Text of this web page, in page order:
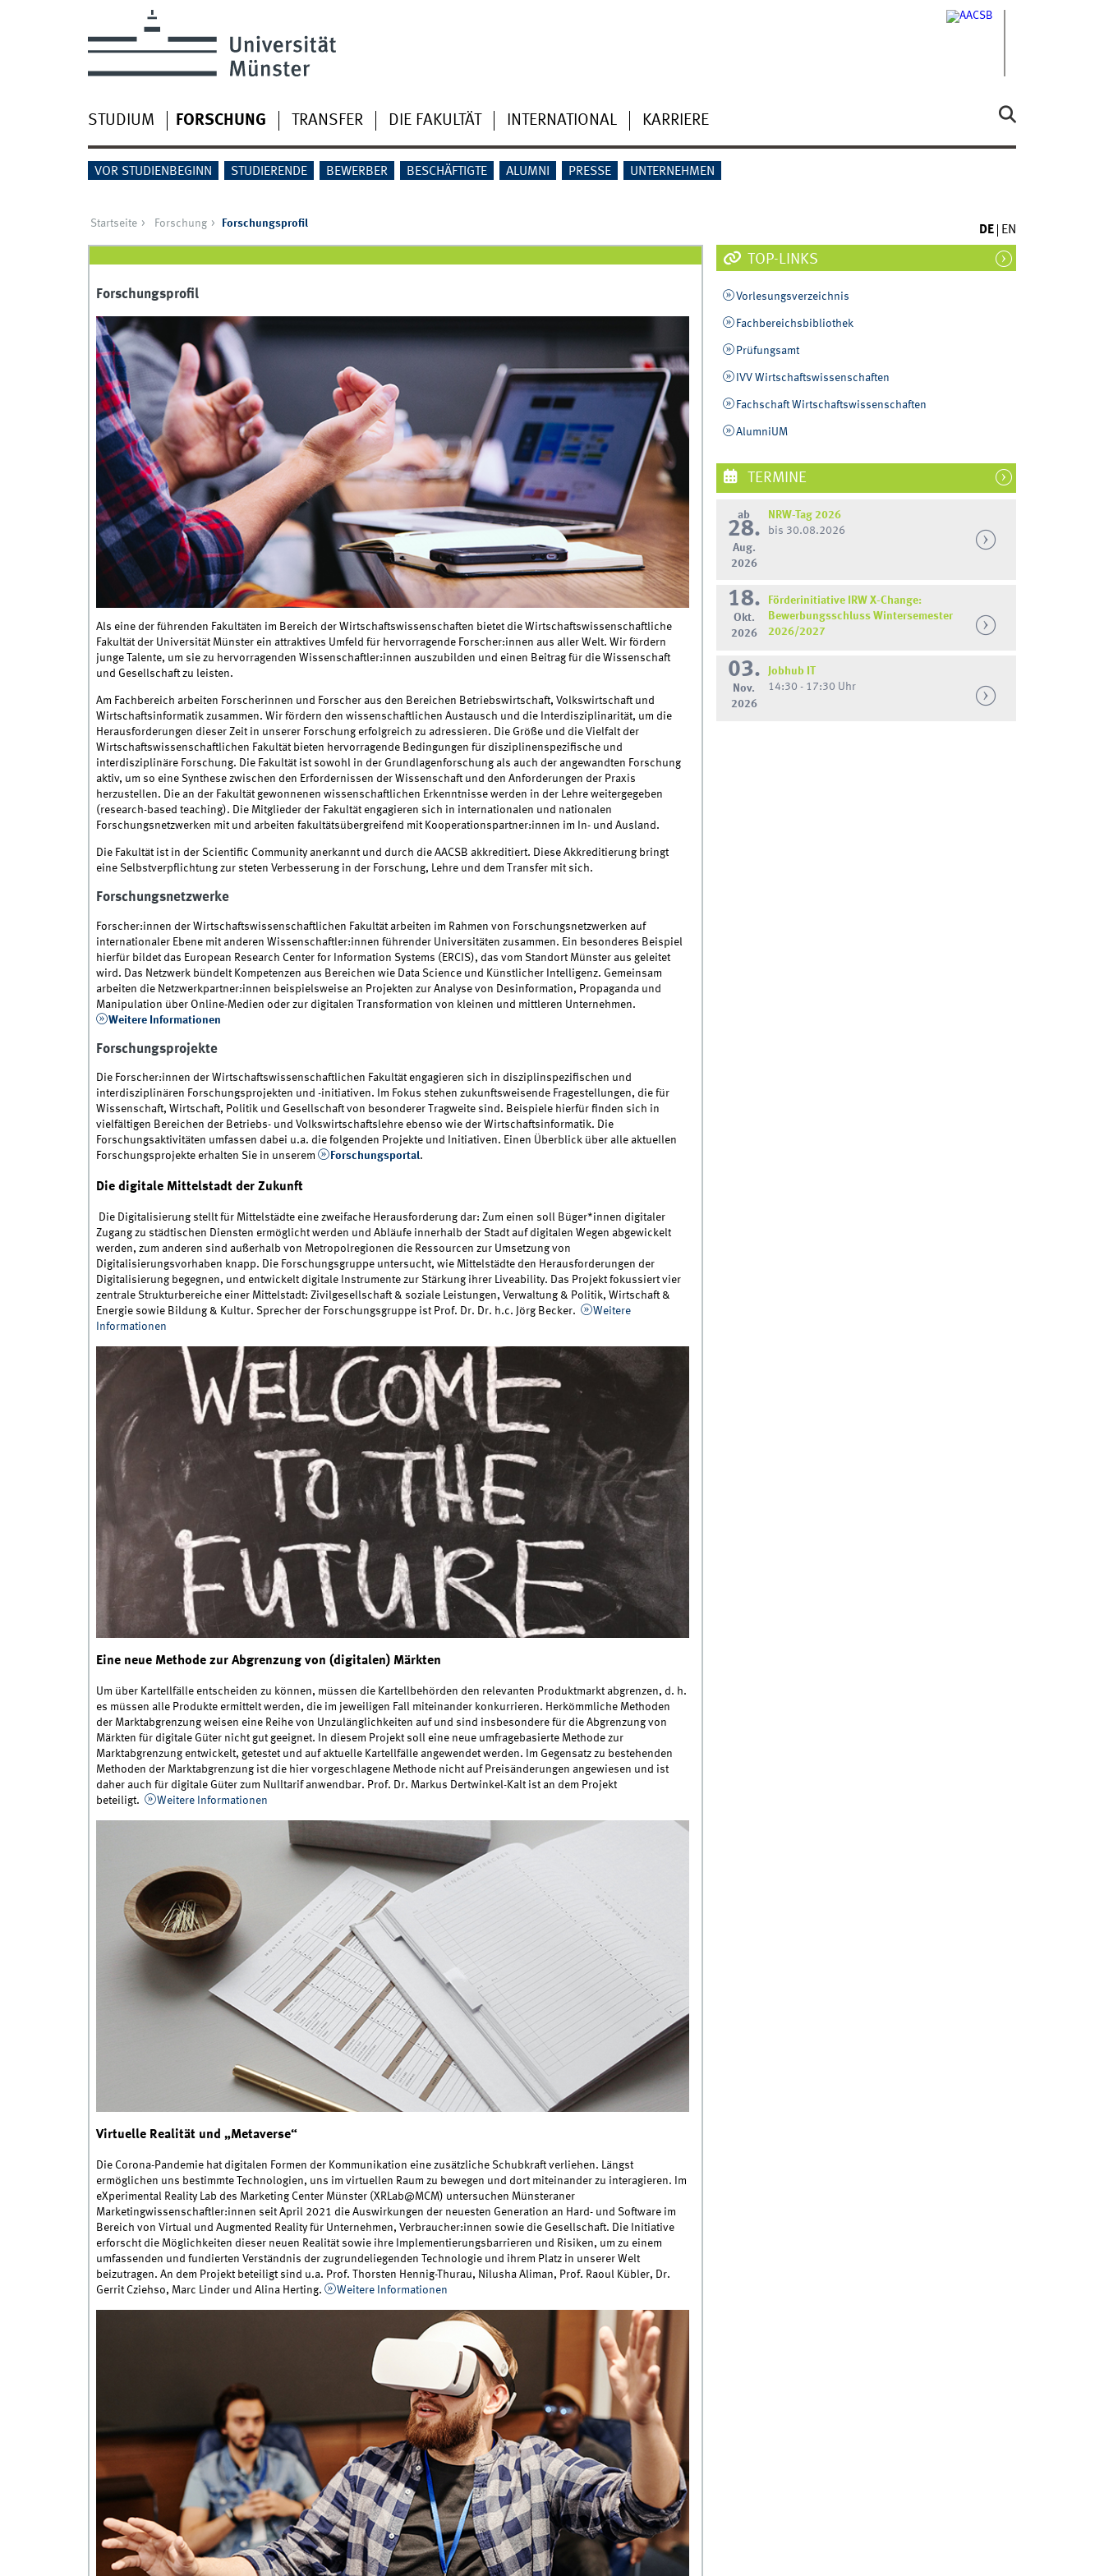
STUDIUM FORSCHUNG TRANSFER DIE FAKULTÄT INTERNATIONAL KARRIERE
VOR STUDIENBEGINN STUDIERENDE BEWERBER BESCHÄFTIGTE ALUMNI PRESSE UNTERNEHMEN
DE EN
Startseite Forschung Forschungsprofil
Forschungsprofil
Als eine der führenden Fakultäten im Bereich der Wirtschaftswissenschaften bietet die Wirtschaftswissenschaftliche
Fakultät der Universität Münster ein attraktives Umfeld für hervorragende Forscher:innen aus aller Welt. Wir fördern
junge Talente, um sie zu hervorragenden Wissenschaftler:innen auszubilden und einen Beitrag für die Wissenschaft
und Gesellschaft zu leisten.
Am Fachbereich arbeiten Forscherinnen und Forscher aus den Bereichen Betriebswirtschaft, Volkswirtschaft und
Wirtschaftsinformatik zusammen. Wir fördern den wissenschaftlichen Austausch und die Interdisziplinarität, um die
Herausforderungen dieser Zeit in unserer Forschung erfolgreich zu adressieren. Die Größe und die Vielfalt der
Wirtschafts­wissenschaftlichen Fakultät bieten hervorragende Bedingungen für disziplin­enspezifische und
interdisziplinäre Forschung. Die Fakultät ist sowohl in der Grundlagenforschung als auch der angewandten Forschung
aktiv, um so eine Synthese zwischen den Erfordernissen der Wissenschaft und den Anforderungen der Praxis
herzustellen. Die an der Fakultät gewonnenen wissenschaftlichen Erkenntnisse werden in der Lehre weitergegeben
(research-based teaching). Die Mitglieder der Fakultät engagieren sich in internationalen und nationalen
Forschungsnetzwerken mit und arbeiten fakultätsübergreifend mit Kooperationspartner:innen im In- und Ausland.
Die Fakultät ist in der Scientific Community anerkannt und durch die AACSB akkreditiert. Diese Akkreditierung bringt
eine Selbstverpflichtung zur steten Verbesserung in der Forschung, Lehre und dem Transfer mit sich.
Forschungsnetzwerke
Forscher:innen der Wirtschaftswissenschaftlichen Fakultät arbeiten im Rahmen von Forschungsnetzwerken auf
internationaler Ebene mit anderen Wissenschaftler:innen führender Universitäten zusammen. Ein besonderes Beispiel
hierfür bildet das European Research Center for Information Systems (ERCIS), das vom Standort Münster aus geleitet
wird. Das Netzwerk bündelt Kompetenzen aus Bereichen wie Data Science und Künstlicher Intelligenz. Gemeinsam
arbeiten die Netzwerkpartner:innen beispielsweise an Projekten zur Analyse von Desinformation, Propaganda und
Manipulation über Online-Medien oder zur digitalen Transformation von kleinen und mittleren Unternehmen.
Weitere Informationen
Forschungsprojekte
Die Forscher:innen der Wirtschaftswissenschaftlichen Fakultät engagieren sich in disziplinspezifischen und
interdisziplinären Forschungsprojekten und -initiativen. Im Fokus stehen zukunftsweisende Fragestellungen, die für
Wissenschaft, Wirtschaft, Politik und Gesellschaft von besonderer Tragweite sind. Beispiele hierfür finden sich in
vielfältigen Bereichen der Betriebs- und Volkswirtschaftslehre ebenso wie der Wirtschaftsinformatik. Die
Forschungsaktivitäten umfassen dabei u.a. die folgenden Projekte und Initiativen. Einen Überblick über alle aktuellen
Forschungsprojekte erhalten Sie in unserem
Forschungsportal.
Die digitale Mittelstadt der Zukunft
Die Digitalisierung stellt für Mittelstädte eine zweifache Herausforderung dar: Zum einen soll Büger*innen digitaler
Zugang zu städtischen Diensten ermöglicht werden und Abläufe innerhalb der Stadt auf digitalen Wegen abgewickelt
werden, zum anderen sind außerhalb von Metropolregionen die Ressourcen zur Umsetzung von
Digitalisierungsvorhaben knapp. Die Forschungsgruppe untersucht, wie Mittelstädte den Herausforderungen der
Digitalisierung begegnen, und entwickelt digitale Instrumente zur Stärkung ihrer Liveability. Das Projekt fokussiert vier
zentrale Strukturbereiche einer Mittelstadt: Zivilgesellschaft & soziale Leistungen, Verwaltung & Politik, Wirtschaft &
Energie sowie Bildung & Kultur. Sprecher der Forschungsgruppe ist Prof. Dr. Dr. h.c. Jörg Becker.
Weitere
Informationen
Eine neue Methode zur Abgrenzung von (digitalen) Märkten
Um über Kartellfälle entscheiden zu können, müssen die Kartellbehörden den relevanten Produktmarkt abgrenzen, d. h.
es müssen alle Produkte ermittelt werden, die im jeweiligen Fall miteinander konkurrieren. Herkömmliche Methoden
der Marktabgrenzung weisen eine Reihe von Unzulänglichkeiten auf und sind insbesondere für die Abgrenzung von
Märkten für digitale Güter nicht gut geeignet. In diesem Projekt soll eine neue umfragebasierte Methode zur
Marktabgrenzung entwickelt, getestet und auf aktuelle Kartellfälle angewendet werden. Im Gegensatz zu bestehenden
Methoden der Marktabgrenzung ist die hier vorgeschlagene Methode nicht auf Preisänderungen angewiesen und ist
daher auch für digitale Güter zum Nulltarif anwendbar. Prof. Dr. Markus Dertwinkel-Kalt ist an dem Projekt
beteiligt.
Weitere Informationen
Virtuelle Realität und „Metaverse“
Die Corona-Pandemie hat digitalen Formen der Kommunikation eine zusätzliche Schubkraft verliehen. Längst
ermöglichen uns bestimmte Technologien, uns im virtuellen Raum zu bewegen und dort miteinander zu interagieren. Im
eXperimental Reality Lab des Marketing Center Münster (XRLab@MCM) untersuchen Münsteraner
Marketingwissenschaftler:innen seit April 2021 die Auswirkungen der neuesten Generation an Hard- und Software im
Bereich von Virtual und Augmented Reality für Unternehmen, Verbraucher:innen sowie die Gesellschaft. Die Initiative
erforscht die Möglichkeiten dieser neuen Realität sowie ihre Implementierungsbarrieren und Risiken, um zu einem
umfassenden und fundierten Verständnis der zugrundeliegenden Technologie und ihrem Platz in unserer Welt
beizutragen. An dem Projekt beteiligt sind u.a. Prof. Thorsten Hennig-Thurau, Nilusha Aliman, Prof. Raoul Kübler, Dr.
Gerrit Cziehso, Marc Linder und Alina Herting.
Weitere Informationen
TOP-LINKS
Vorlesungsverzeichnis
Fachbereichsbibliothek
Prüfungsamt
IVV Wirtschaftswissenschaften
Fachschaft Wirtschaftswissenschaften
AlumniUM
TERMINE
ab
28.
Aug.
2026
NRW-Tag 2026
bis 30.08.2026
18.
Okt.
2026
Förderinitiative IRW X-Change:
Bewerbungsschluss Wintersemester
2026/2027
03.
Nov.
2026
Jobhub IT
14:30 - 17:30 Uhr